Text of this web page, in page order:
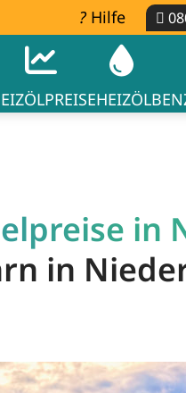
Hilfe
HEIZÖL
in